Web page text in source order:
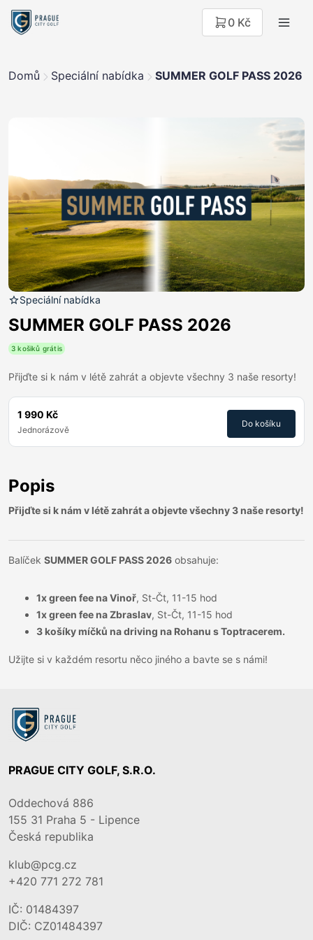
0 Kč
Domů Speciální nabídka SUMMER GOLF PASS 2026
Speciální nabídka
SUMMER GOLF PASS 2026
3 košiků grátis
Přijďte si k nám v létě zahrát a objevte všechny 3 naše resorty!
1 990 Kč
Jednorázově
Do košíku
Popis
Přijďte si k nám v létě zahrát a objevte všechny 3 naše resorty!
Balíček SUMMER GOLF PASS 2026 obsahuje:
1x green fee na Vinoř, St-Čt, 11-15 hod
1x green fee na Zbraslav, St-Čt, 11-15 hod
3 košíky míčků na driving na Rohanu s Toptracerem.
Užijte si v každém resortu něco jiného a bavte se s námi!
PRAGUE CITY GOLF, S.R.O.
Oddechová 886
155 31 Praha 5 - Lipence
Česká republika
klub@pcg.cz
+420 771 272 781
IČ: 01484397
DIČ: CZ01484397